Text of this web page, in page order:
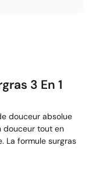
3 En 1
douceur absolue
douceur tout en
La formule surgras